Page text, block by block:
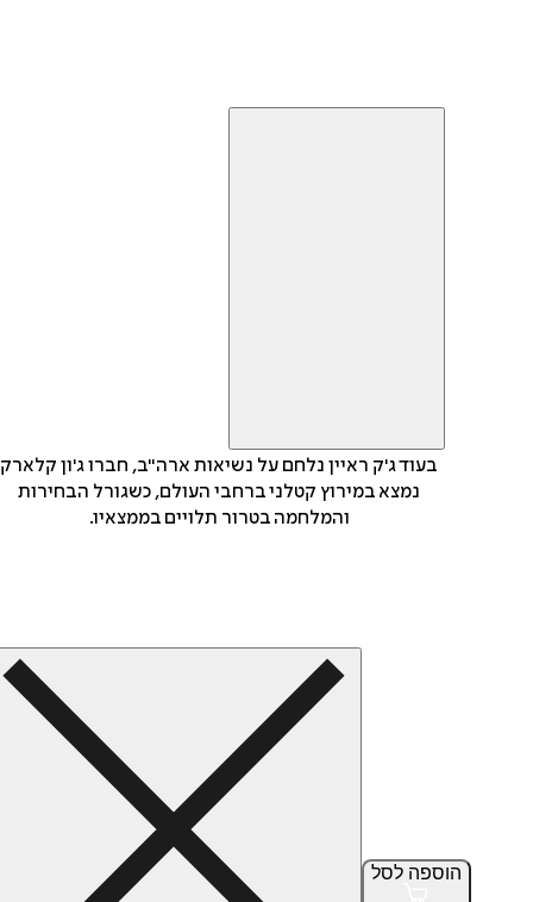
בעוד ג'ק ראיין נלחם על נשיאות ארה"ב, חברו ג'ון קלארק
נמצא במירוץ קטלני ברחבי העולם, כשגורל הבחירות
והמלחמה בטרור תלויים בממצאיו.
הוספה לסל